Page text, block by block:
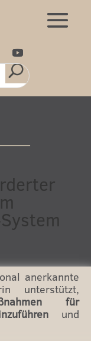
anerkannte
unterstützt,
für
und